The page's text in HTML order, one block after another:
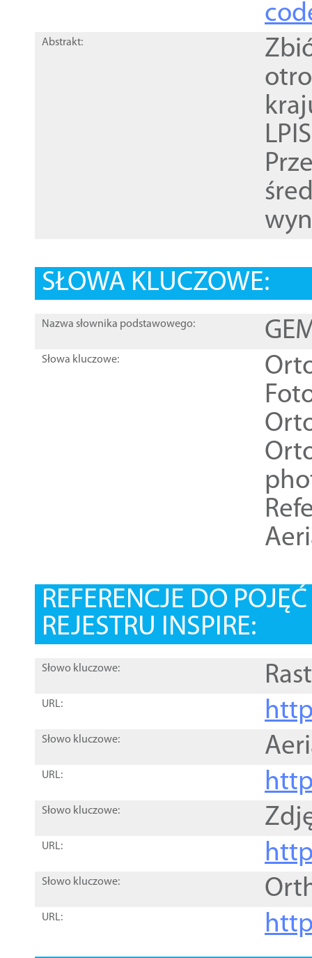
Abstrakt:
SŁOWA KLUCZOWE:
Nazwa słownika podstawowego:
Słowa kluczowe:
REFERENCJE DO
REJESTRU INSPIRE:
Słowo kluczowe:
URL:
Słowo kluczowe:
URL:
Słowo kluczowe:
URL:
Słowo kluczowe:
URL: